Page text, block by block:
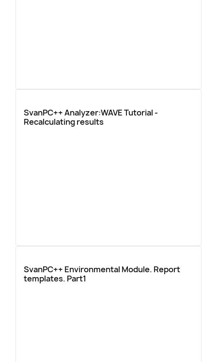
SvanPC++ Analyzer:WAVE Tutorial -
Recalculating results
SvanPC++ Environmental Module. Report
templates. Part1